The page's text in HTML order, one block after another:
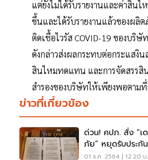
แต่ยังไม่ได้รับรายงานและค่าสิน
ขึ้นและได้รับรายงานแล้วของผลิ
ติดเชื้อไวรัส COVID-19 ของบริ
ดังกล่าวส่งผลกระทบต่อกระแสงิน
สินไหมทดแทน และการจัดสรรสิ
สำรองของบริษัทให้เพียงพอตาม
ข่าวที่เกี่ยวข้อง
ด่วน! คปภ. สั่ง “เ
ภัย” หยุดรับประกั
01 ธ.ค. 2564 | 12:20 น.